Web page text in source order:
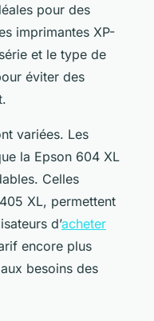
pour des
imprimantes XP-
et le type de
éviter des
variées. Les
la Epson 604 XL
Celles
XL, permettent
d’acheter
encore plus
besoins des